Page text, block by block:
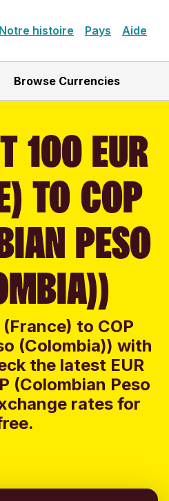
Notre histoire Pays Aide
Browse Currencies
100 EUR
TO COP
PESO
to COP
(Colombia)) with
the latest EUR
(Colombian Peso
rates for